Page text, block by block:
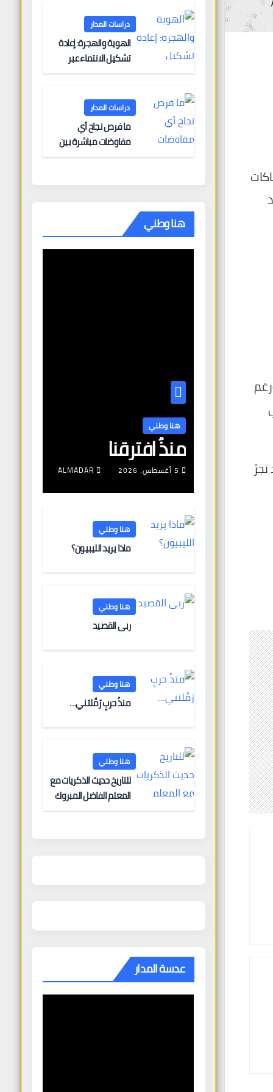
دراسات المدار
الهوية والهجرة: إعادة
تشكيل الانتماء عبر
دراسات المدار
ما فرص نجاح أي
مفاوضات مباشرة بين
هنا وطني
هنا وطني
منذُ افترقنا
5 أغسطس، 2026 ALMADAR
هنا وطني
ماذا يريد الليبيون؟
هنا وطني
ربى القصيد
هنا وطني
منذُ حربٍ رَمَّلتني…
هنا وطني
للتاريخ حديث الذكريات مع
المعلم الفاضل المبروك
عدسة المدار